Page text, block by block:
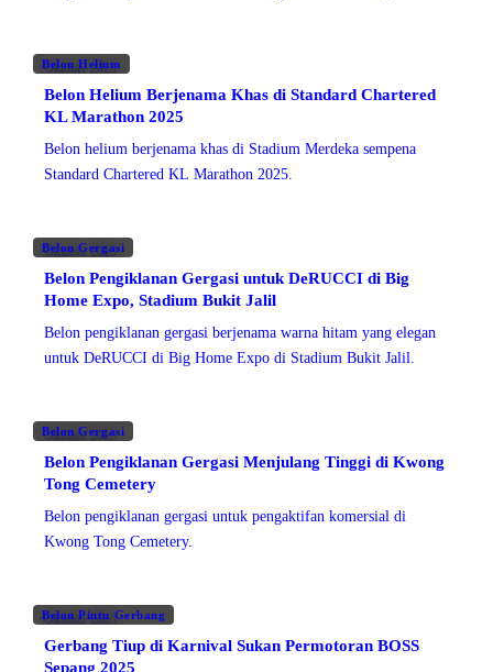
Belon Helium
Oktober 2025
Belon Helium Berjenama Khas di Standard Chartered
KL Marathon 2025
Belon helium berjenama khas di Stadium Merdeka sempena
Standard Chartered KL Marathon 2025.
Belon Gergasi
Oktober 2025
Belon Pengiklanan Gergasi untuk DeRUCCI di Big
Home Expo, Stadium Bukit Jalil
Belon pengiklanan gergasi berjenama warna hitam yang elegan
untuk DeRUCCI di Big Home Expo di Stadium Bukit Jalil.
Belon Gergasi
Oktober 2025
Belon Pengiklanan Gergasi Menjulang Tinggi di Kwong
Tong Cemetery
Belon pengiklanan gergasi untuk pengaktifan komersial di
Kwong Tong Cemetery.
Belon Pintu Gerbang
Oktober 2025
Gerbang Tiup di Karnival Sukan Permotoran BOSS
Sepang 2025